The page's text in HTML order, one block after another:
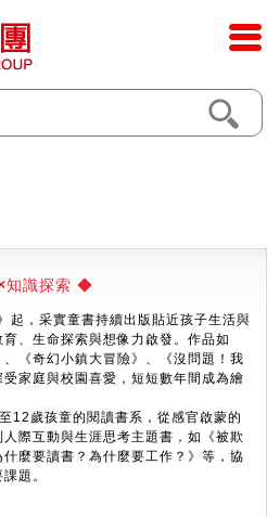
知識探索 ◆
起，采實童書持續出版貼近孩子生活與
、生命探索與想像力啟發。作品如
、《奇幻小鎮大冒險》、《沒問題！我
家庭與校園喜愛，短短數年間成為繪
12歲孩童的閱讀書系，從感官啟蒙的
際互動與生涯思考主題書，如《被欺
麼要讀書？為什麼要工作？》等，協
題。